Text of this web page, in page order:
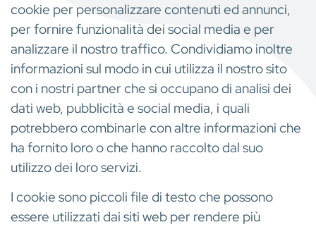
cookie per personalizzare contenuti ed annunci,
per fornire funzionalità dei social media e per
analizzare il nostro traffico. Condividiamo inoltre
informazioni sul modo in cui utilizza il nostro sito
con i nostri partner che si occupano di analisi dei
dati web, pubblicità e social media, i quali
potrebbero combinarle con altre informazioni che
ha fornito loro o che hanno raccolto dal suo
utilizzo dei loro servizi.
I cookie sono piccoli file di testo che possono
essere utilizzati dai siti web per rendere più